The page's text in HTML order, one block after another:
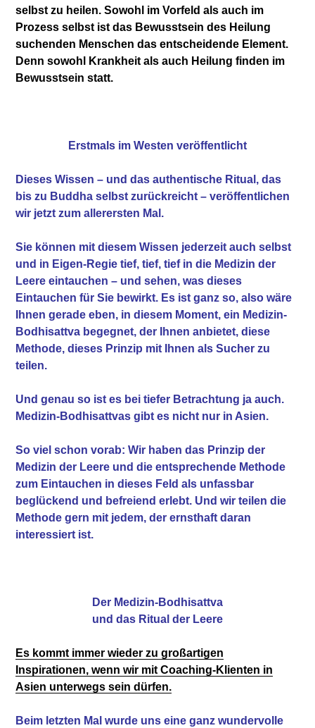
selbst zu heilen. Sowohl im Vorfeld als auch im
Prozess selbst ist das Bewusstsein des Heilung
suchenden Menschen das entscheidende Element.
Denn sowohl Krankheit als auch Heilung finden im
Bewusstsein statt.
Erstmals im Westen veröffentlicht
Dieses Wissen – und das authentische Ritual, das
bis zu Buddha selbst zurückreicht – veröffentlichen
wir jetzt zum allerersten Mal.
Sie können mit diesem Wissen jederzeit auch selbst
und in Eigen-Regie tief, tief, tief in die Medizin der
Leere eintauchen – und sehen, was dieses
Eintauchen für Sie bewirkt. Es ist ganz so, also wäre
Ihnen gerade eben, in diesem Moment, ein Medizin-
Bodhisattva begegnet, der Ihnen anbietet, diese
Methode, dieses Prinzip mit Ihnen als Sucher zu
teilen.
Und genau so ist es bei tiefer Betrachtung ja auch.
Medizin-Bodhisattvas gibt es nicht nur in Asien.
So viel schon vorab: Wir haben das Prinzip der
Medizin der Leere und die entsprechende Methode
zum Eintauchen in dieses Feld als unfassbar
beglückend und befreiend erlebt. Und wir teilen die
Methode gern mit jedem, der ernsthaft daran
interessiert ist.
Der Medizin-Bodhisattva
und das Ritual der Leere
Es kommt immer wieder zu großartigen
Inspirationen, wenn wir mit Coaching-Klienten in
Asien unterwegs sein dürfen.
Beim letzten Mal wurde uns eine ganz wundervolle